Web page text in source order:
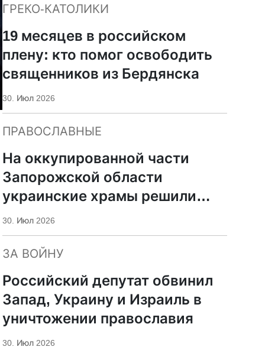
ГРЕКО-КАТОЛИКИ
19 месяцев в российском
плену: кто помог освободить
священников из Бердянска
30. Июл 2026
ПРАВОСЛАВНЫЕ
На оккупированной части
Запорожской области
украинские храмы решили
передать РПЦ
30. Июл 2026
ЗА ВОЙНУ
Российский депутат обвинил
Запад, Украину и Израиль в
уничтожении православия
30. Июл 2026